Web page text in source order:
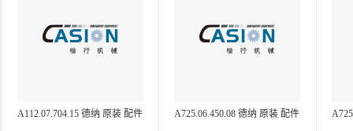
A112.07.704.15 德纳 原装 配件 A725.06.450.08 德纳 原装 配件